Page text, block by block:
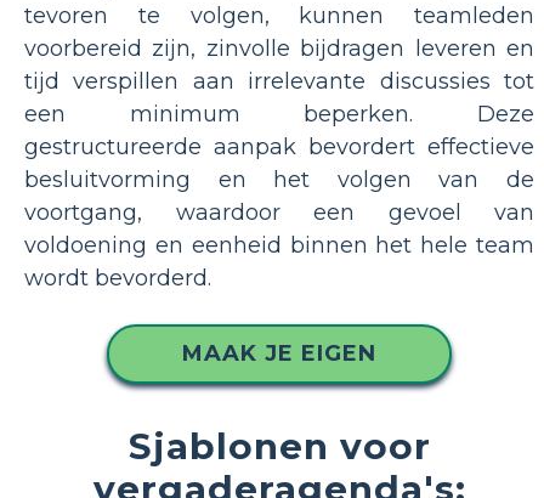
tevoren te volgen, kunnen teamleden
voorbereid zijn, zinvolle bijdragen leveren en
tijd verspillen aan irrelevante discussies tot
een minimum beperken. Deze
gestructureerde aanpak bevordert effectieve
besluitvorming en het volgen van de
voortgang, waardoor een gevoel van
voldoening en eenheid binnen het hele team
wordt bevorderd.
MAAK JE EIGEN
Sjablonen voor
vergaderagenda's: